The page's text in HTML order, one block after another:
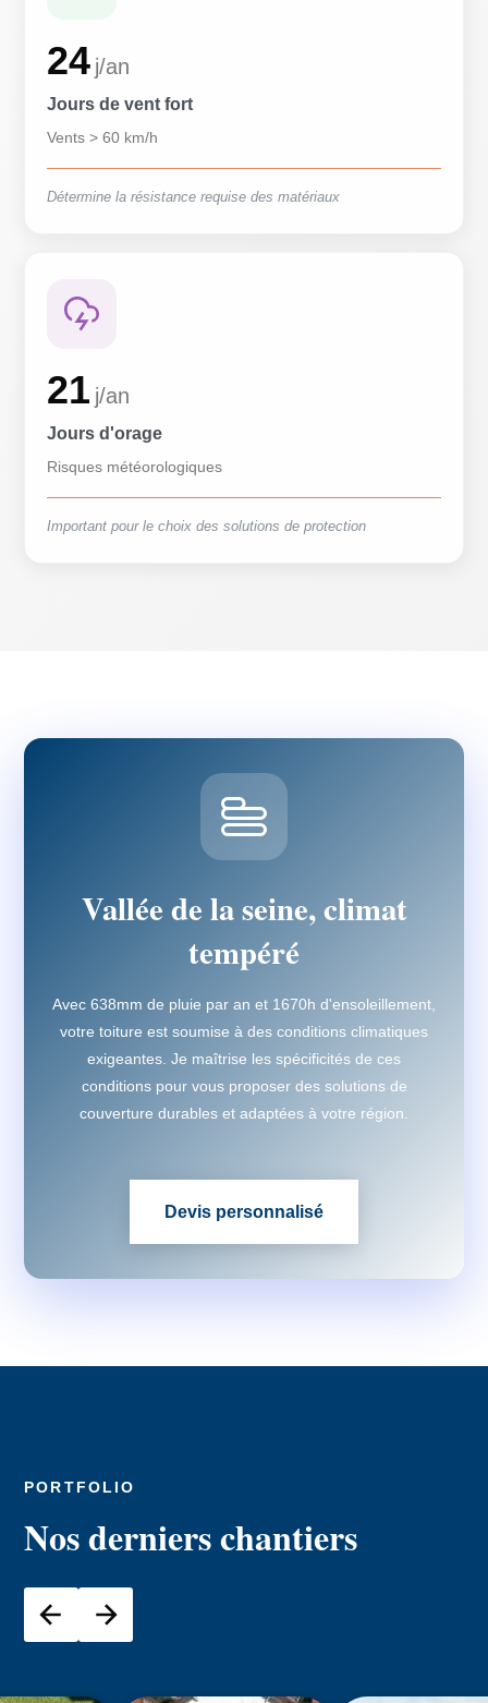
24 j/an
Jours de vent fort
Vents > 60 km/h
Détermine la résistance requise des matériaux
21 j/an
Jours d'orage
Risques météorologiques
Important pour le choix des solutions de protection
Vallée de la seine, climat
tempéré
Avec 638mm de pluie par an et 1670h d'ensoleillement,
votre toiture est soumise à des conditions climatiques
exigeantes. Je maîtrise les spécificités de ces
conditions pour vous proposer des solutions de
couverture durables et adaptées à votre région.
Devis personnalisé
PORTFOLIO
Nos derniers chantiers